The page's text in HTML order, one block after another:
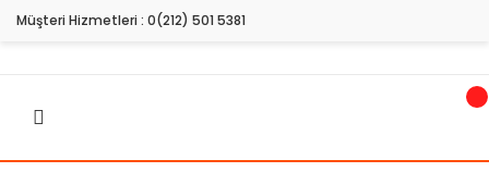
Müşteri Hizmetleri : 0(212) 501 5381